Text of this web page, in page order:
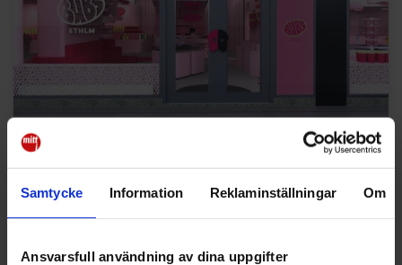
Samtycke Information Reklaminställningar Om
Ansvarsfull användning av dina uppgifter
Orkla Snacks Sverige